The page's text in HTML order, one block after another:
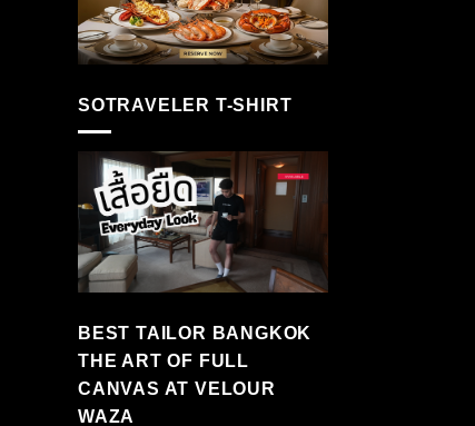
SOTRAVELER T-SHIRT
BEST TAILOR BANGKOK
THE ART OF FULL
CANVAS AT VELOUR
WAZA